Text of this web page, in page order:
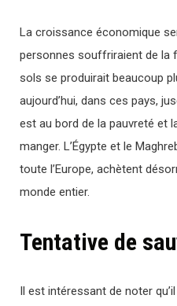
La croissance économique
personnes souffriraient de la
sols se produirait beaucoup
aujourd’hui, dans ces pays,
est au bord de la pauvreté et
manger. L’Égypte et le
toute l’Europe, achètent
monde entier.
Tentative de
Il est intéressant de noter